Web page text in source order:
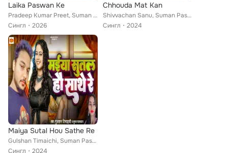
Laika Paswan Ke
Pradeep Kumar Preet, Suman Paswan
Сингл
2026
Chhouda Mat Kan
Shivvachan Sanu, Suman Paswan
Сингл
2024
Maiya Sutal Hou Sathe Re
Gulshan Timaichi, Suman Paswan
Сингл
2024